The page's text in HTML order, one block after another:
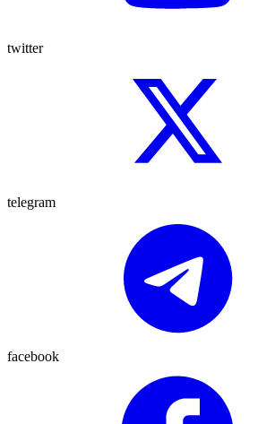
twitter
telegram
facebook